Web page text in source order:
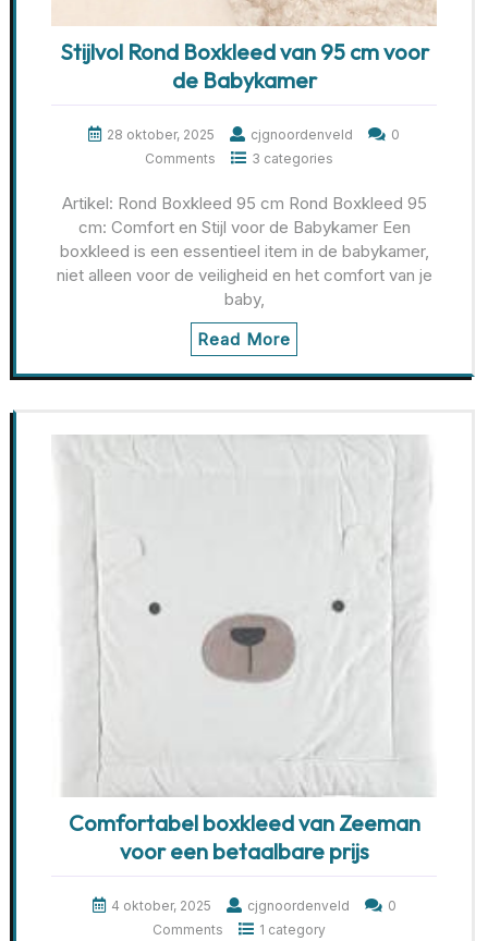
Stijlvol Rond Boxkleed van 95 cm voor
de Babykamer
28 oktober, 2025 cjgnoordenveld
0
Comments
3 categories
Artikel: Rond Boxkleed 95 cm Rond Boxkleed 95
cm: Comfort en Stijl voor de Babykamer Een
boxkleed is een essentieel item in de babykamer,
niet alleen voor de veiligheid en het comfort van je
baby,
Read More
Comfortabel boxkleed van Zeeman
voor een betaalbare prijs
4 oktober, 2025 cjgnoordenveld
0
Comments
1 category